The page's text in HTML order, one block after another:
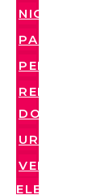
NICARAGUA
PARAGUAY
PERÚ
REPÚBLICA
DOMINICANA
URUGUAY
VENEZUELA
ELEMENTO